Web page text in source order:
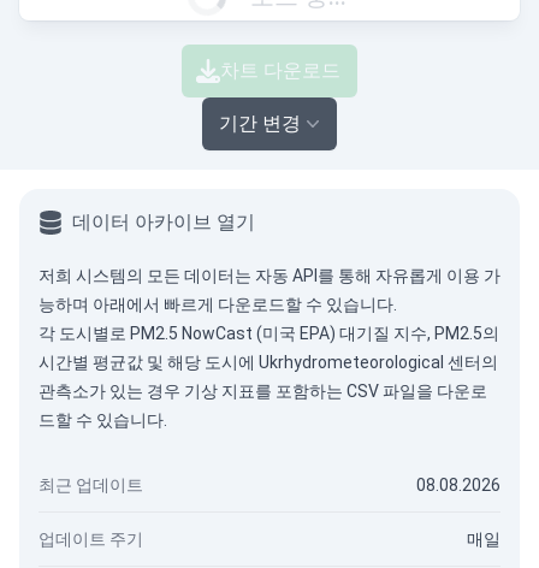
차트 다운로드
기간 변경
데이터 아카이브 열기
저희 시스템의 모든 데이터는 자동 API 를 통해 자유롭게 이용 가
능하며 아래에서 빠르게 다운로드할 수 있습니다.
각 도시별로 PM2.5 NowCast (미국 EPA) 대기질 지수, PM2.5의
시간별 평균값 및 해당 도시에 Ukrhydrometeorological 센터의
관측소가 있는 경우 기상 지표를 포함하는 CSV 파일을 다운로
드할 수 있습니다.
최근 업데이트 08.08.2026
업데이트 주기 매일